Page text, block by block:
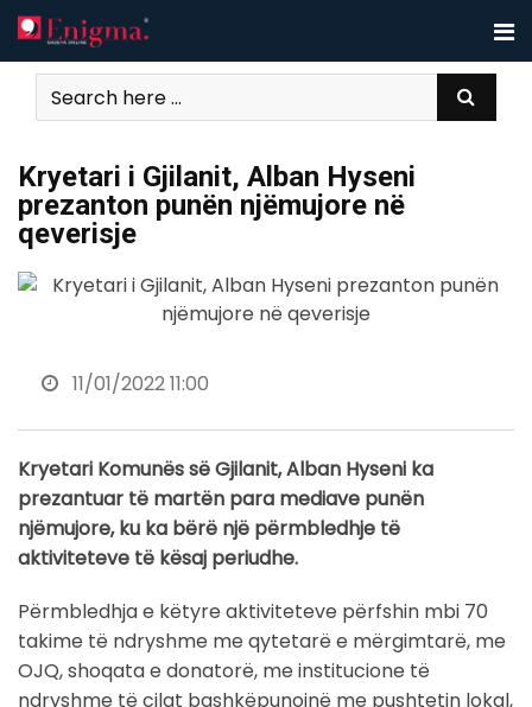
Skip
to
content
Kryetari i Gjilanit, Alban Hyseni
prezanton punën njëmujore në
qeverisje
11/01/2022 11:00
Kryetari Komunës së Gjilanit, Alban Hyseni ka
prezantuar të martën para mediave punën
njëmujore, ku ka bërë një përmbledhje të
aktiviteteve të kësaj periudhe.
Përmbledhja e këtyre aktiviteteve përfshin mbi 70
takime të ndryshme me qytetarë e mërgimtarë, me
OJQ, shoqata e donatorë, me institucione të
ndryshme të cilat bashkëpunojnë me pushtetin lokal,